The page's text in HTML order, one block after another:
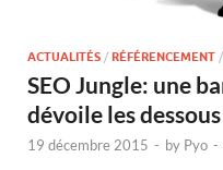
ACTUALITÉS / RÉFÉRENCEMENT /
SEO Jungle: une
dévoile les
19 décembre 2015 - by Pyo -